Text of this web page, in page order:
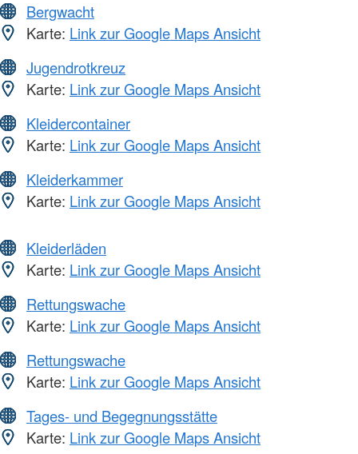
Bergwacht
Karte: Link zur Google Maps Ansicht
Jugendrotkreuz
Karte: Link zur Google Maps Ansicht
Kleidercontainer
Karte: Link zur Google Maps Ansicht
Kleiderkammer
Karte: Link zur Google Maps Ansicht
Kleiderläden
Karte: Link zur Google Maps Ansicht
Rettungswache
Karte: Link zur Google Maps Ansicht
Rettungswache
Karte: Link zur Google Maps Ansicht
Tages- und Begegnungsstätte
Karte: Link zur Google Maps Ansicht